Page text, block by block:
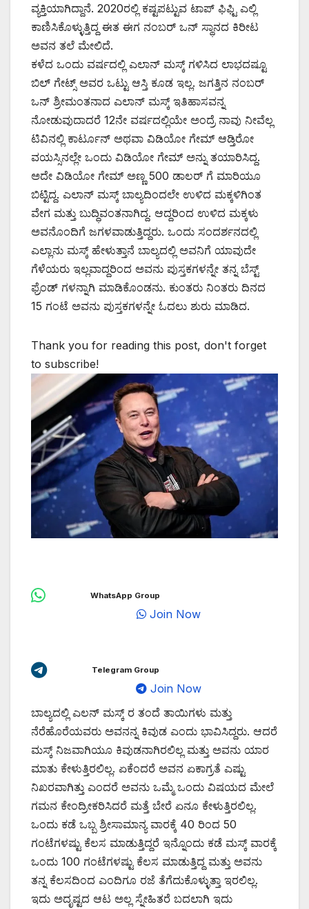
ವ್ಯಕ್ತಿಯಾಗಿದ್ದಾನೆ. 2020ರಲ್ಲಿ ಕಷ್ಟಪಟ್ಟುವ ಟಾಪ್ ಫಿಫ್ಟಿ ಎಲ್ಲಿ
ಕಾಣಿಸಿಕೊಳ್ಳುತ್ತಿದ್ದ ಈತ ಈಗ ನಂಬರ್ ಒನ್ ಸ್ಥಾನದ ಕಿರೀಟ
ಅವನ ತಲೆ ಮೇಲಿದೆ.
ಕಳೆದ ಒಂದು ವರ್ಷದಲ್ಲಿ ಎಲಾನ್ ಮಸ್ಕ್ ಗಳಿಸಿದ ಲಾಭದಷ್ಟೂ
ಬಿಲ್ ಗೇಟ್ಸ್ ಅವರ ಒಟ್ಟು ಆಸ್ತಿ ಕೂಡ ಇಲ್ಲ. ಜಗತ್ತಿನ ನಂಬರ್
ಒನ್ ಶ್ರೀಮಂತನಾದ ಎಲಾನ್ ಮಸ್ಕ್ ಇತಿಹಾಸವನ್ನ
ನೋಡುವುದಾದರೆ 12ನೇ ವರ್ಷದಲ್ಲಿಯೇ ಅಂದ್ರೆ ನಾವು ನೀವೆಲ್ಲ
ಟಿವಿನಲ್ಲಿ ಕಾರ್ಟೂನ್ ಅಥವಾ ವಿಡಿಯೋ ಗೇಮ್ ಆಡ್ತಿರೋ
ವಯಸ್ಸಿನಲ್ಲೇ ಒಂದು ವಿಡಿಯೋ ಗೇಮ್ ಅನ್ನು ತಯಾರಿಸಿದ್ದ.
ಅದೇ ವಿಡಿಯೋ ಗೇಮ್ ಅಣ್ಣ 500 ಡಾಲರ್ ಗೆ ಮಾರಿಯೂ
ಬಿಟ್ಟಿದ್ದ. ಎಲಾನ್ ಮಸ್ಕ್ ಬಾಲ್ಯದಿಂದಲೇ ಉಳಿದ ಮಕ್ಕಳಿಗಿಂತ
ವೇಗ ಮತ್ತು ಬುದ್ಧಿವಂತನಾಗಿದ್ದ. ಆದ್ದರಿಂದ ಉಳಿದ ಮಕ್ಕಳು
ಅವನೊಂದಿಗೆ ಜಗಳವಾಡುತ್ತಿದ್ದರು. ಒಂದು ಸಂದರ್ಶನದಲ್ಲಿ
ಎಲ್ಲಾನು ಮಸ್ಕ್ ಹೇಳುತ್ತಾನೆ ಬಾಲ್ಯದಲ್ಲಿ ಅವನಿಗೆ ಯಾವುದೇ
ಗೆಳೆಯರು ಇಲ್ಲವಾದ್ದರಿಂದ ಅವನು ಪುಸ್ತಕಗಳನ್ನೇ ತನ್ನ ಬೆಸ್ಟ್
ಫ್ರೆಂಡ್ ಗಳನ್ನಾಗಿ ಮಾಡಿಕೊಂಡನು. ಕುಂತರು ನಿಂತರು ದಿನದ
15 ಗಂಟೆ ಅವನು ಪುಸ್ತಕಗಳನ್ನೇ ಓದಲು ಶುರು ಮಾಡಿದ.
Thank you for reading this post, don't forget
to subscribe!
WhatsApp Group
Join Now
Telegram Group
Join Now
ಬಾಲ್ಯದಲ್ಲಿ ಎಲನ್ ಮಸ್ಕ್ ರ ತಂದೆ ತಾಯಿಗಳು ಮತ್ತು
ನೆರೆಹೊರೆಯವರು ಅವನನ್ನ ಕಿವುಡ ಎಂದು ಭಾವಿಸಿದ್ದರು. ಆದರೆ
ಮಸ್ಕ್ ನಿಜವಾಗಿಯೂ ಕಿವುಡನಾಗಿರಲಿಲ್ಲ ಮತ್ತು ಅವನು ಯಾರ
ಮಾತು ಕೇಳುತ್ತಿರಲಿಲ್ಲ. ಏಕೆಂದರೆ ಅವನ ಏಕಾಗ್ರತೆ ಎಷ್ಟು
ನಿಖರವಾಗಿತ್ತು ಎಂದರೆ ಅವನು ಒಮ್ಮೆ ಒಂದು ವಿಷಯದ ಮೇಲೆ
ಗಮನ ಕೇಂದ್ರೀಕರಿಸಿದರೆ ಮತ್ತೆ ಬೇರೆ ಏನೂ ಕೇಳುತ್ತಿರಲಿಲ್ಲ.
ಒಂದು ಕಡೆ ಒಬ್ಬ ಶ್ರೀಸಾಮಾನ್ಯ ವಾರಕ್ಕೆ 40 ರಿಂದ 50
ಗಂಟೆಗಳಷ್ಟು ಕೆಲಸ ಮಾಡುತ್ತಿದ್ದರೆ ಇನ್ನೊಂದು ಕಡೆ ಮಸ್ಕ್ ವಾರಕ್ಕೆ
ಒಂದು 100 ಗಂಟೆಗಳಷ್ಟು ಕೆಲಸ ಮಾಡುತ್ತಿದ್ದ ಮತ್ತು ಅವನು
ತನ್ನ ಕೆಲಸದಿಂದ ಎಂದಿಗೂ ರಜೆ ತೆಗೆದುಕೊಳ್ಳುತ್ತಾ ಇರಲಿಲ್ಲ.
ಇದು ಅದೃಷ್ಟದ ಆಟ ಅಲ್ಲ ಸ್ನೇಹಿತರೆ ಬದಲಾಗಿ ಇದು